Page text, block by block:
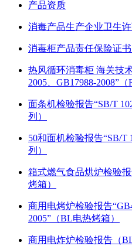
产品资质
消毒产品生产企业卫生许
消毒柜产品责任保险证书
热风循环消毒柜 海关技
2005、GB17988-2008”（
面条机检验报告“SB/T
列）
50和面机检验报告“SB/T
列）
箱式燃气食品烘炉检验报
烤箱）
商用电烤炉检验报告
2005”（BL电热烤箱）
商用电炸炉检验报告（